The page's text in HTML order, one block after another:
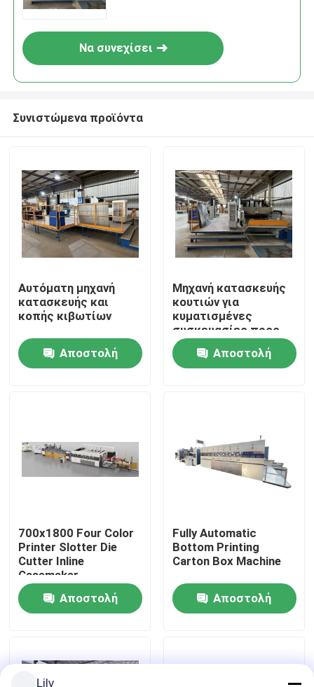
Σπίτι
Προϊόντα
Βίντεο
Γύρος εργοστασίων
Μας ελάτε σε επαφή με
Ειδήσεις
μηχανή εκτύπωσης χαρτοκιβωτίων
Να συνεχίσει
Συνιστώμενα προϊόντα
Αυτόματη μηχανή
κατασκευής και
κοπής κιβωτίων
Αποστολή
Μηχανή κατασκευής
κουτιών για
κυματισμένες
συσκευασίες προς
πώληση
Αποστολή
700x1800 Four Color
Printer Slotter Die
Cutter Inline
Casemaker
Αποστολή
Fully Automatic
Bottom Printing
Carton Box Machine
Αποστολή
Lily